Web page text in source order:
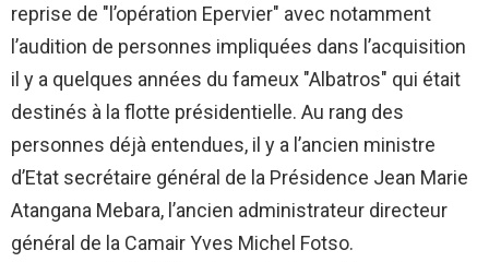
reprise de "l’opération Epervier" avec notamment
l’audition de personnes impliquées dans l’acquisition
il y a quelques années du fameux "Albatros" qui était
destinés à la flotte présidentielle. Au rang des
personnes déjà entendues, il y a l’ancien ministre
d’Etat secrétaire général de la Présidence Jean Marie
Atangana Mebara, l’ancien administrateur directeur
général de la Camair Yves Michel Fotso.